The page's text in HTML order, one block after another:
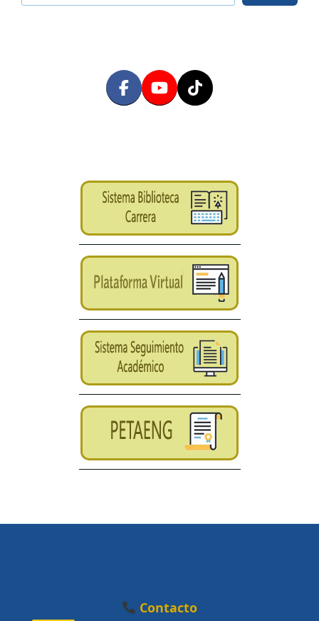
Contacto